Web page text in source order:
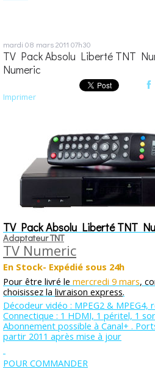
mardi 08 mars 2011 07h30
TV Pack Absolu Liberté TNT
Numeric
Imprimer
TV Pack Absolu Liberté TNT
Adaptateur TNT
TV Numeric
En Stock- Expédié sous 24h
Pour être livré le mercredi 9 mars,
choisissez la livraison express.
Décodeur vidéo : MPEG2 &
Connectique : 1 HDMI, 1 péritel, 1
Abonnement possible à Canal+ .
partir 2011 après mise à jour
POUR COMMANDER